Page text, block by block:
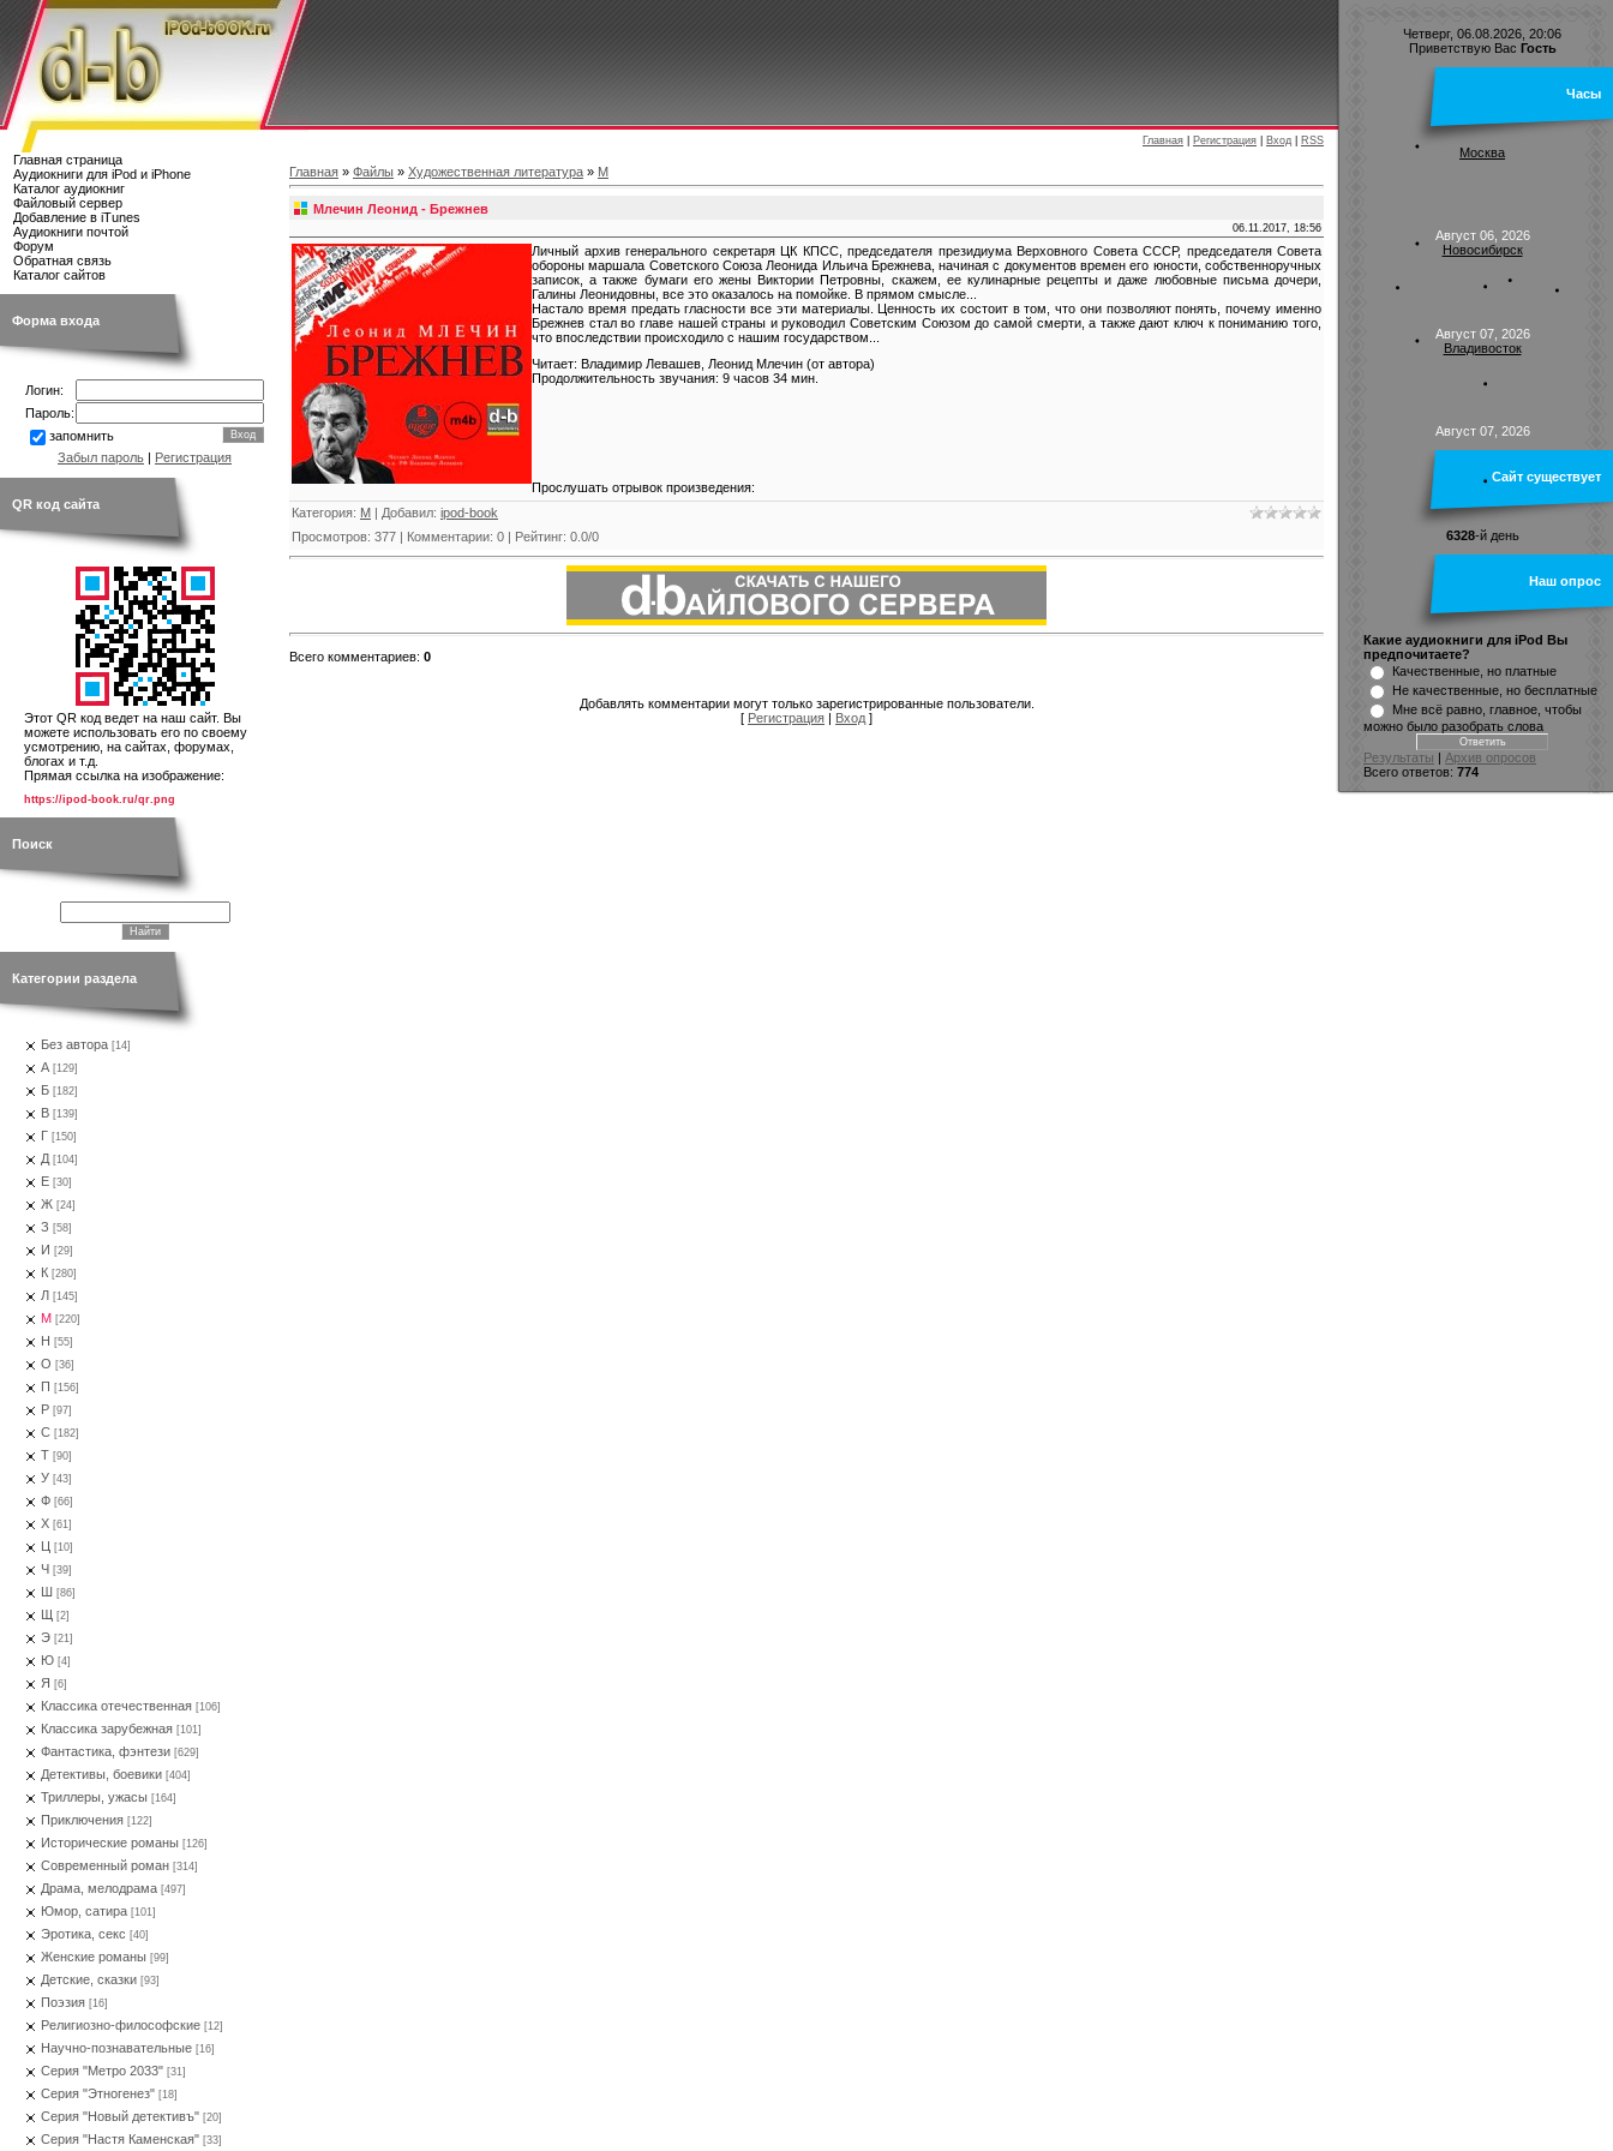
Главная Регистрация Вход RSS
Главная страница
Аудиокниги для iPod и iPhone
Каталог аудиокниг
Файловый сервер
Добавление в iTunes
Аудиокниги почтой
Форум
Обратная связь
Каталог сайтов
Форма входа
Логин:
Пароль:
запомнить
Забыл пароль | Регистрация
QR код сайта
Этот QR код ведет на наш сайт. Вы
можете использовать его по своему
усмотрению, на сайтах, форумах,
блогах и т.д.
Прямая ссылка на изображение:
https://ipod-book.ru/qr.png
Поиск
Категории раздела
Без автора [14]
А [129]
Б [182]
В [139]
Г [150]
Д [104]
Е [30]
Ж [24]
З [58]
И [29]
К [280]
Л [145]
М [220]
Н [55]
О [36]
П [156]
Р [97]
С [182]
Т [90]
У [43]
Ф [66]
Х [61]
Ц [10]
Ч [39]
Ш [86]
Щ [2]
Э [21]
Ю [4]
Я [6]
Классика отечественная [106]
Классика зарубежная [101]
Фантастика, фэнтези [629]
Детективы, боевики [404]
Триллеры, ужасы [164]
Приключения [122]
Исторические романы [126]
Современный роман [314]
Драма, мелодрама [497]
Юмор, сатира [101]
Эротика, секс [40]
Женские романы [99]
Детские, сказки [93]
Поэзия [16]
Религиозно-философские [12]
Научно-познавательные [16]
Серия "Метро 2033" [31]
Серия "Этногенез" [18]
Серия "Новый детективъ" [20]
Серия "Настя Каменская" [33]
Главная » Файлы » Художественная литература » М
Млечин Леонид - Брежнев
06.11.2017, 18:56
Личный архив генерального секретаря ЦК КПСС, председателя президиума Верховного Совета СССР, председателя Совета
обороны маршала Советского Союза Леонида Ильича Брежнева, начиная с документов времен его юности, собственноручных
записок, а также бумаги его жены Виктории Петровны, скажем, ее кулинарные рецепты и даже любовные письма дочери,
Галины Леонидовны, все это оказалось на помойке. В прямом смысле...
Настало время предать гласности все эти материалы. Ценность их состоит в том, что они позволяют понять, почему именно
Брежнев стал во главе нашей страны и руководил Советским Союзом до самой смерти, а также дают ключ к пониманию того,
что впоследствии происходило с нашим государством...
Читает: Владимир Левашев, Леонид Млечин (от автора)
Продолжительность звучания: 9 часов 34 мин.
Прослушать отрывок произведения:
Категория: М | Добавил: ipod-book
Просмотров: 377 | Комментарии: 0 | Рейтинг: 0.0/0
Всего комментариев: 0
Добавлять комментарии могут только зарегистрированные пользователи.
[ Регистрация | Вход ]
Четверг, 06.08.2026, 20:06
Приветствую Вас Гость
Часы
Москва
Август 06, 2026
Новосибирск
Август 07, 2026
Владивосток
Август 07, 2026
Сайт существует
6328-й день
Наш опрос
Какие аудиокниги для iPod Вы
предпочитаете?
Качественные, но платные
Не качественные, но бесплатные
Мне всё равно, главное, чтобы
можно было разобрать слова
Результаты | Архив опросов
Всего ответов: 774